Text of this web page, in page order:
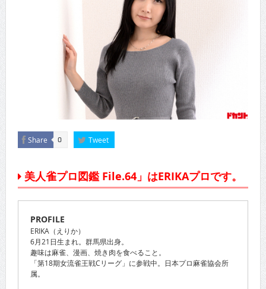
Share 0 Tweet
美人雀プロ図鑑 File.64」はERIKAプロです。
PROFILE
ERIKA（えりか）
6月21日生まれ。群馬県出身。
趣味は麻雀、漫画、焼き肉を食べること。
「第18期女流雀王戦Cリーグ」に参戦中。日本プロ麻雀協会所
属。